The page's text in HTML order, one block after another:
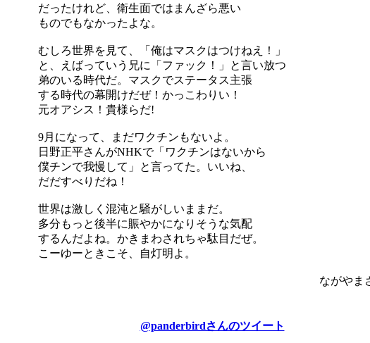
だったけれど、衛生面ではまんざら悪い
ものでもなかったよな。
むしろ世界を見て、「俺はマスクはつけねえ！」
と、えばっていう兄に「ファック！」と言い放つ
弟のいる時代だ。マスクでステータス主張
する時代の幕開けだぜ！かっこわりい！
元オアシス！貴様らだ!
9月になって、まだワクチンもないよ。
日野正平さんがNHKで「ワクチンはないから
僕チンで我慢して」と言ってた。いいね、
だだすべりだね！
世界は激しく混沌と騒がしいままだ。
多分もっと後半に賑やかになりそうな気配
するんだよね。かきまわされちゃ駄目だぜ。
こーゆーときこそ、自灯明よ。
ながやま
@panderbirdさんのツイート